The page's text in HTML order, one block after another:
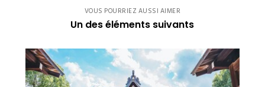
VOUS POURRIEZ AUSSI AIMER
Un des éléments suivants